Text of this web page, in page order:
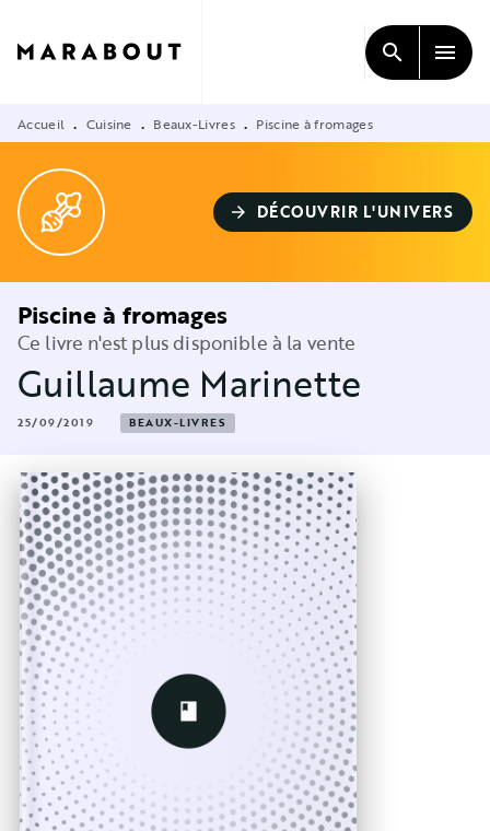
CONTENU
search menu
Accueil • Cuisine • Beaux-Livres • Piscine à fromages
arrow_forward DÉCOUVRIR L'UNIVERS
Piscine à fromages
Ce livre n'est plus disponible à la vente
Guillaume Marinette
25/09/2019 BEAUX-LIVRES